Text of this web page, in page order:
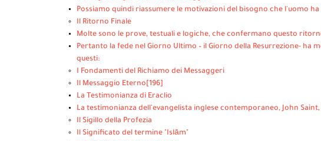
Possiamo quindi riassumere le motivazioni del bisogno che l'uomo
Il Ritorno Finale
Molte sono le prove, testuali e logiche, che confermano questo
Pertanto la fede nel Giorno Ultimo – il Giorno della Resurrezione- ha
questi:
I Fondamenti del Richiamo dei Messaggeri
Il Messaggio Eterno [196]
La Testimonianza di Eraclio
La testimonianza dell'evangelista inglese contemporaneo, John Saint,
Il Sigillo della Profezia
Il Significato del termine "Islām"